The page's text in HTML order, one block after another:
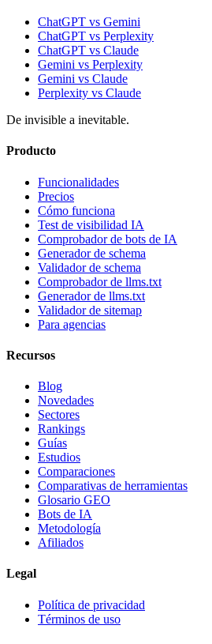
ChatGPT vs Gemini
ChatGPT vs Perplexity
ChatGPT vs Claude
Gemini vs Perplexity
Gemini vs Claude
Perplexity vs Claude
De invisible a inevitable.
Producto
Funcionalidades
Precios
Cómo funciona
Test de visibilidad IA
Comprobador de bots de IA
Generador de schema
Validador de schema
Comprobador de llms.txt
Generador de llms.txt
Validador de sitemap
Para agencias
Recursos
Blog
Novedades
Sectores
Rankings
Guías
Estudios
Comparaciones
Comparativas de herramientas
Glosario GEO
Bots de IA
Metodología
Afiliados
Legal
Política de privacidad
Términos de uso